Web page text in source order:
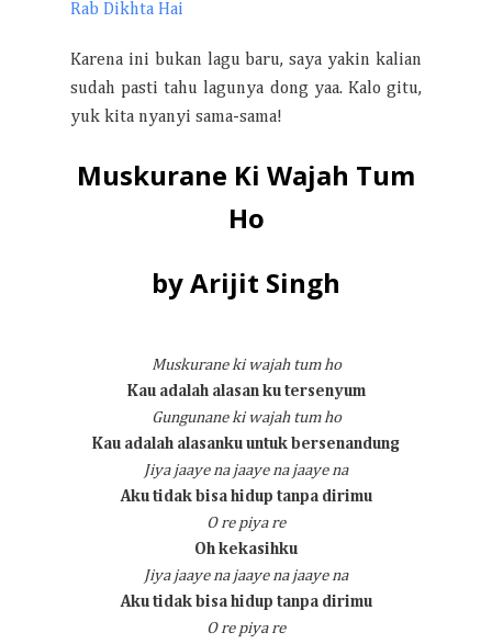
Rab Dikhta Hai
Karena ini bukan lagu baru, saya yakin kalian
sudah pasti tahu lagunya dong yaa. Kalo gitu,
yuk kita nyanyi sama-sama!
Muskurane Ki Wajah Tum
Ho
by Arijit Singh
Muskurane ki wajah tum ho
Kau adalah alasan ku tersenyum
Gungunane ki wajah tum ho
Kau adalah alasanku untuk bersenandung
Jiya jaaye na jaaye na jaaye na
Aku tidak bisa hidup tanpa dirimu
O re piya re
Oh kekasihku
Jiya jaaye na jaaye na jaaye na
Aku tidak bisa hidup tanpa dirimu
O re piya re